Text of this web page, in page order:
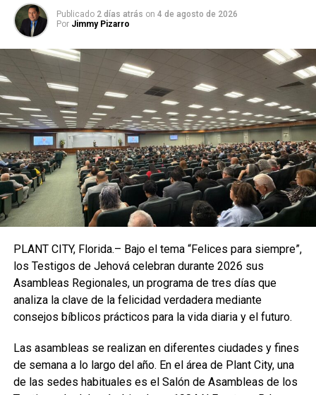
En 1978 salió de la cárcel y viajó al Perú donde secuestró
y violó en Ayacucho a al menos 100 niñas. Allí un grupo de
indígenas lo capturó y entregó a las autoridades judiciales.
El gobierno del Perú lo deportó al Ecuador.El Monstruo
de los Andes declaró que sus víctimas eran niñas
indígenas y no ‘blancas’ porque “sus padres vigilaban
demasiado”.
En 1980, el desbordamiento de un río en Ambato, en
Ecuador, reveló la existencia de cuerpos de niñas
enterrados en los márgenes pluvialesy
correspondientes con víctimas denunciadas como
desaparecidas. Las autoridades policiales abrieron una
Durante los días del desbordamiento fue atacada una
mujer llamadaCarvina Poveday su hija de 12 años. Ante
Publicado 2 días atrás on 4 de agosto de 2026
Por Jimmy Pizarro
PLANT CITY, Florida.– Bajo el tema “Felices para siempre”,
los Testigos de Jehová celebran durante 2026 sus
Asambleas Regionales, un programa de tres días que
analiza la clave de la felicidad verdadera mediante
consejos bíblicos prácticos para la vida diaria y el futuro.
Las asambleas se realizan en diferentes ciudades y fines
de semana a lo largo del año. En el área de Plant City, una
de las sedes habituales es el Salón de Asambleas de los